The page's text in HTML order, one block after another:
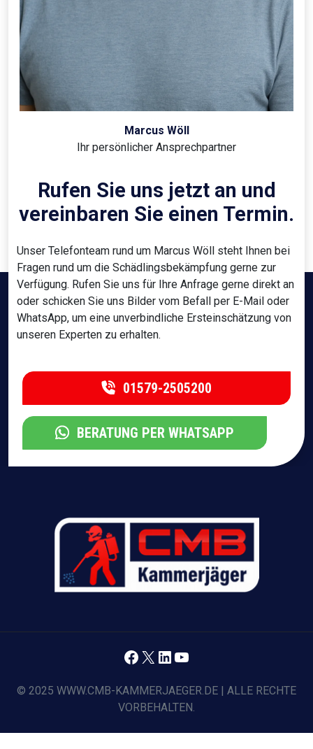
Marcus Wöll
Ihr persönlicher Ansprechpartner
Rufen Sie uns jetzt an und
vereinbaren Sie einen Termin.
Unser Telefonteam rund um Marcus Wöll steht Ihnen bei
Fragen rund um die Schädlingsbekämpfung gerne zur
Verfügung. Rufen Sie uns für Ihre Anfrage gerne direkt an
oder schicken Sie uns Bilder vom Befall per E-Mail oder
WhatsApp, um eine unverbindliche Ersteinschätzung von
unseren Experten zu erhalten.
01579-2505200
BERATUNG PER WHATSAPP
© 2025 WWW.CMB-KAMMERJAEGER.DE | ALLE RECHTE
VORBEHALTEN.
Facebook
X LinkedIn
YouTube